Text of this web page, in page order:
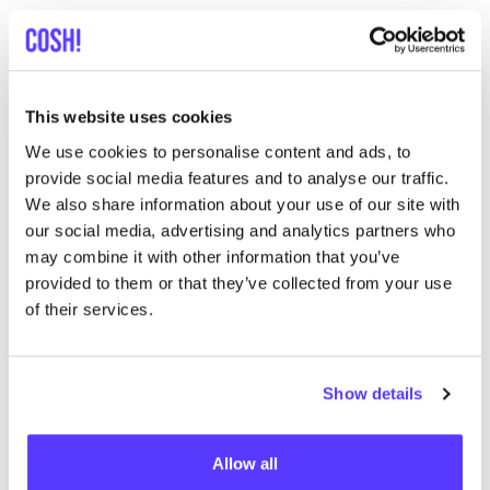
This website uses cookies
We use cookies to personalise content and ads, to
provide social media features and to analyse our traffic.
We also share information about your use of our site with
our social media, advertising and analytics partners who
may combine it with other information that you’ve
provided to them or that they’ve collected from your use
of their services.
Show details
Allow all
List
Coster Cophenhagen